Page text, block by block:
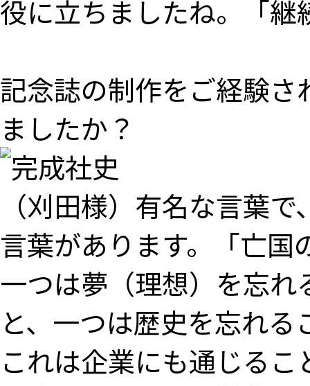
役に立ちましたね。「継
記念誌の制作をご経験
ましたか？
（刈田様）有名な言葉
言葉があります。「亡国
一つは夢（理想）を忘
と、一つは歴史を忘れる
これは企業にも通じるこ